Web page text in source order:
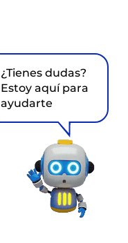
¿Tienes dudas?
Estoy aquí para
ayudarte